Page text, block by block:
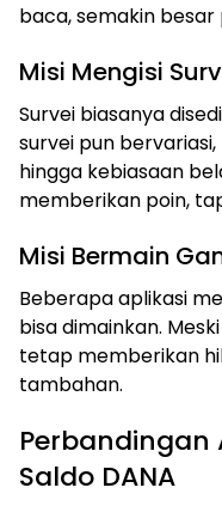
baca, semakin
Misi Mengisi
Survei biasanya
survei pun
hingga kebiasaan
memberikan poin,
Misi Bermain
Beberapa aplikasi
bisa dimainkan.
tetap memberikan
tambahan.
Perbandingan
Saldo DANA